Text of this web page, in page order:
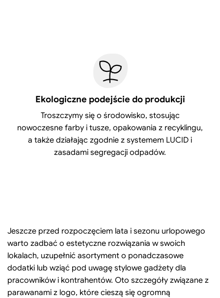
Ekologiczne podejście do produkcji
Troszczymy się o środowisko, stosując
nowoczesne farby i tusze, opakowania z recyklingu,
a także działając zgodnie z systemem LUCID i
zasadami segregacji odpadów.
Jeszcze przed rozpoczęciem lata i sezonu urlopowego
warto zadbać o estetyczne rozwiązania w swoich
lokalach, uzupełnić asortyment o ponadczasowe
dodatki lub wziąć pod uwagę stylowe gadżety dla
pracowników i kontrahentów. Oto szczegóły związane z
parawanami z logo, które cieszą się ogromną